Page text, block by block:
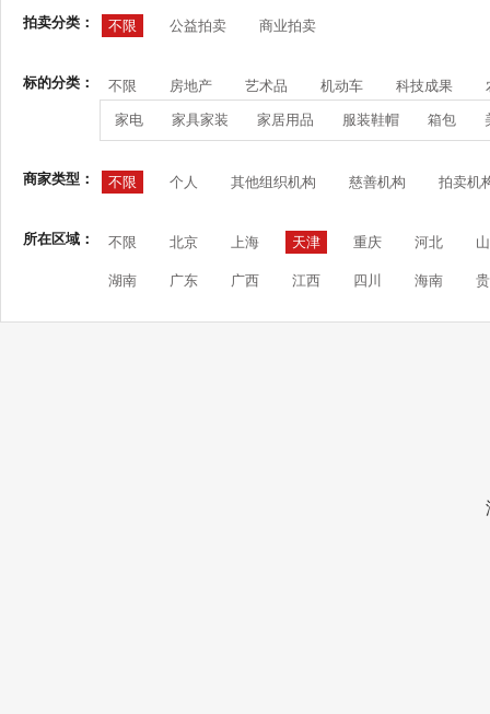
拍卖分类： 不限 公益拍卖 商业拍卖
标的分类： 不限 房地产 艺术品 机动车 科技成果
家电 家具家装 家居用品 服装鞋帽 箱包
商家类型： 不限 个人 其他组织机构 慈善机构 拍卖机
所在区域： 不限 北京 上海 天津 重庆 河北
湖南 广东 广西 江西 四川 海南